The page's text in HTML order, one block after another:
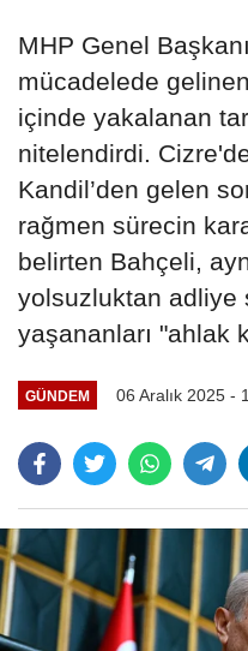
MHP Genel
mücadelede
içinde yakalanan
nitelendirdi.
Kandil’den gelen
rağmen sürecin
belirten Bahçeli,
yolsuzluktan adliye
yaşananları "ahlak
GÜNDEM 06 Aralık 2025 -